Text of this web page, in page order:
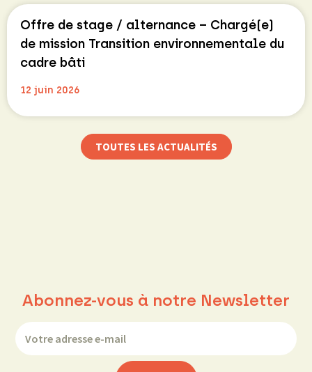
Offre de stage / alternance – Chargé(e)
de mission Transition environnementale du
cadre bâti
12 juin 2026
TOUTES LES ACTUALITÉS
Abonnez-vous à notre Newsletter